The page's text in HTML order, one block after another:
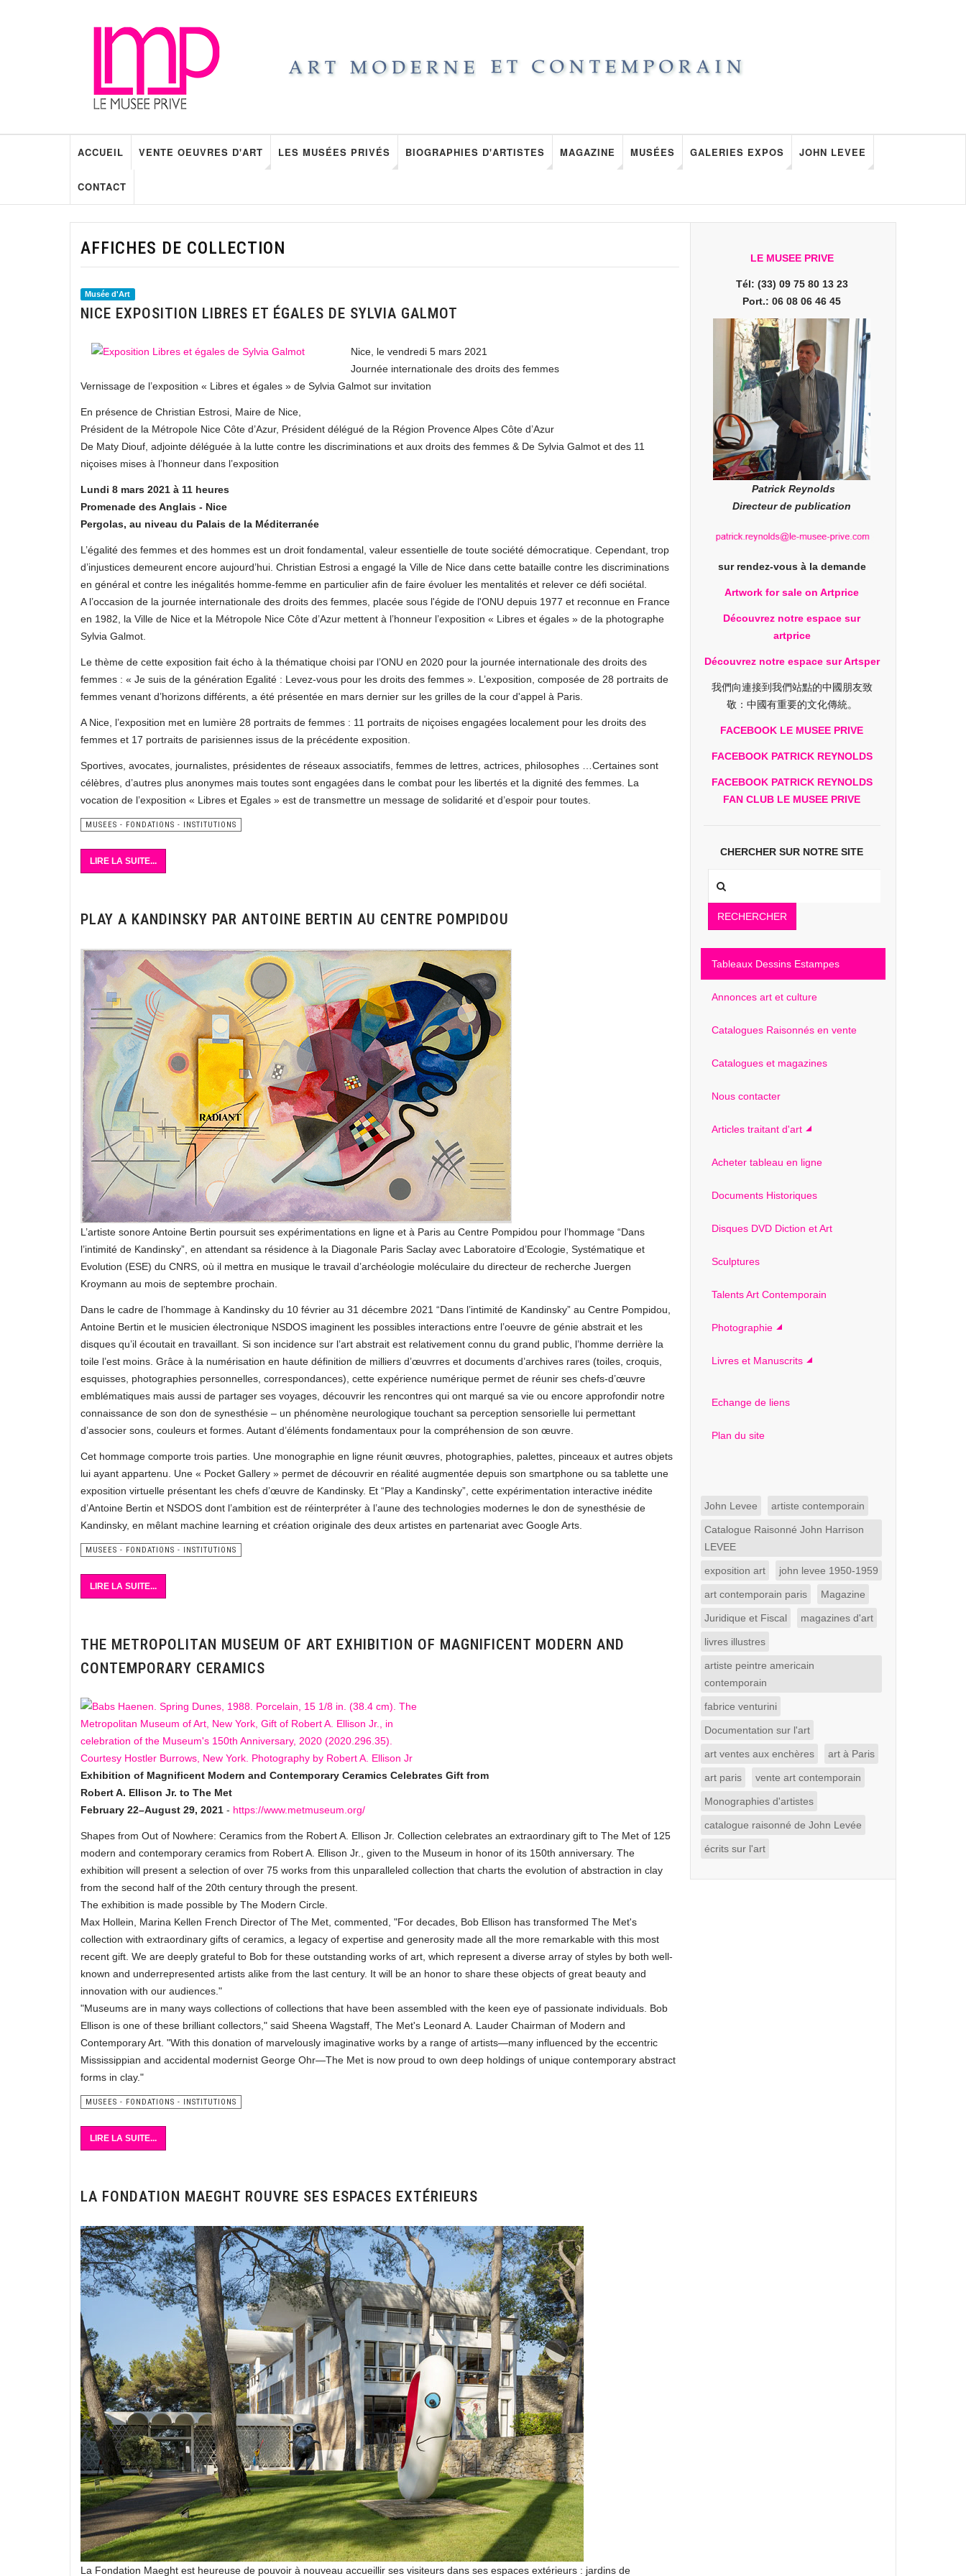
ACCUEIL VENTE OEUVRES D'ART LES MUSÉES PRIVÉS BIOGRAPHIES D'ARTISTES MAGAZINE MUSÉES GALERIES EXPOS JOHN LEVEE
CONTACT
AFFICHES DE COLLECTION
Musée d'Art
NICE EXPOSITION LIBRES ET ÉGALES DE SYLVIA GALMOT
Nice, le vendredi 5 mars 2021
Journée internationale des droits des femmes
Vernissage de l’exposition « Libres et égales » de Sylvia Galmot sur invitation
En présence de Christian Estrosi, Maire de Nice,
Président de la Métropole Nice Côte d’Azur, Président délégué de la Région Provence Alpes Côte d’Azur
De Maty Diouf, adjointe déléguée à la lutte contre les discriminations et aux droits des femmes & De Sylvia Galmot et des 11
niçoises mises à l’honneur dans l’exposition
Lundi 8 mars 2021 à 11 heures
Promenade des Anglais - Nice
Pergolas, au niveau du Palais de la Méditerranée
L’égalité des femmes et des hommes est un droit fondamental, valeur essentielle de toute société démocratique. Cependant, trop
d’injustices demeurent encore aujourd’hui. Christian Estrosi a engagé la Ville de Nice dans cette bataille contre les discriminations
en général et contre les inégalités homme-femme en particulier afin de faire évoluer les mentalités et relever ce défi sociétal.
A l’occasion de la journée internationale des droits des femmes, placée sous l'égide de l'ONU depuis 1977 et reconnue en France
en 1982, la Ville de Nice et la Métropole Nice Côte d’Azur mettent à l’honneur l’exposition « Libres et égales » de la photographe
Sylvia Galmot.
Le thème de cette exposition fait écho à la thématique choisi par l’ONU en 2020 pour la journée internationale des droits des
femmes : « Je suis de la génération Egalité : Levez-vous pour les droits des femmes ». L’exposition, composée de 28 portraits de
femmes venant d’horizons différents, a été présentée en mars dernier sur les grilles de la cour d'appel à Paris.
A Nice, l’exposition met en lumière 28 portraits de femmes : 11 portraits de niçoises engagées localement pour les droits des
femmes et 17 portraits de parisiennes issus de la précédente exposition.
Sportives, avocates, journalistes, présidentes de réseaux associatifs, femmes de lettres, actrices, philosophes …Certaines sont
célèbres, d’autres plus anonymes mais toutes sont engagées dans le combat pour les libertés et la dignité des femmes. La
vocation de l’exposition « Libres et Egales » est de transmettre un message de solidarité et d’espoir pour toutes.
MUSEES - FONDATIONS - INSTITUTIONS
LIRE LA SUITE...
PLAY A KANDINSKY PAR ANTOINE BERTIN AU CENTRE POMPIDOU
L’artiste sonore Antoine Bertin poursuit ses expérimentations en ligne et à Paris au Centre Pompidou pour l’hommage “Dans
l’intimité de Kandinsky”, en attendant sa résidence à la Diagonale Paris Saclay avec Laboratoire d’Ecologie, Systématique et
Evolution (ESE) du CNRS, où il mettra en musique le travail d’archéologie moléculaire du directeur de recherche Juergen
Kroymann au mois de septembre prochain.
Dans le cadre de l’hommage à Kandinsky du 10 février au 31 décembre 2021 “Dans l’intimité de Kandinsky” au Centre Pompidou,
Antoine Bertin et le musicien électronique NSDOS imaginent les possibles interactions entre l’oeuvre de génie abstrait et les
disques qu’il écoutait en travaillant. Si son incidence sur l’art abstrait est relativement connu du grand public, l’homme derrière la
toile l’est moins. Grâce à la numérisation en haute définition de milliers d’œuvrres et documents d’archives rares (toiles, croquis,
esquisses, photographies personnelles, correspondances), cette expérience numérique permet de réunir ses chefs-d’œuvre
emblématiques mais aussi de partager ses voyages, découvrir les rencontres qui ont marqué sa vie ou encore approfondir notre
connaissance de son don de synesthésie – un phénomène neurologique touchant sa perception sensorielle lui permettant
d’associer sons, couleurs et formes. Autant d’éléments fondamentaux pour la compréhension de son œuvre.
Cet hommage comporte trois parties. Une monographie en ligne réunit œuvres, photographies, palettes, pinceaux et autres objets
lui ayant appartenu. Une « Pocket Gallery » permet de découvrir en réalité augmentée depuis son smartphone ou sa tablette une
exposition virtuelle présentant les chefs d’œuvre de Kandinsky. Et “Play a Kandinsky”, cette expérimentation interactive inédite
d’Antoine Bertin et NSDOS dont l’ambition est de réinterpréter à l’aune des technologies modernes le don de synesthésie de
Kandinsky, en mêlant machine learning et création originale des deux artistes en partenariat avec Google Arts.
MUSEES - FONDATIONS - INSTITUTIONS
LIRE LA SUITE...
THE METROPOLITAN MUSEUM OF ART EXHIBITION OF MAGNIFICENT MODERN AND
CONTEMPORARY CERAMICS
Exhibition of Magnificent Modern and Contemporary Ceramics Celebrates Gift from
Robert A. Ellison Jr. to The Met
February 22–August 29, 2021 - https://www.metmuseum.org/
Shapes from Out of Nowhere: Ceramics from the Robert A. Ellison Jr. Collection celebrates an extraordinary gift to The Met of 125
modern and contemporary ceramics from Robert A. Ellison Jr., given to the Museum in honor of its 150th anniversary. The
exhibition will present a selection of over 75 works from this unparalleled collection that charts the evolution of abstraction in clay
from the second half of the 20th century through the present.
The exhibition is made possible by The Modern Circle.
Max Hollein, Marina Kellen French Director of The Met, commented, "For decades, Bob Ellison has transformed The Met's
collection with extraordinary gifts of ceramics, a legacy of expertise and generosity made all the more remarkable with this most
recent gift. We are deeply grateful to Bob for these outstanding works of art, which represent a diverse array of styles by both well-
known and underrepresented artists alike from the last century. It will be an honor to share these objects of great beauty and
innovation with our audiences."
"Museums are in many ways collections of collections that have been assembled with the keen eye of passionate individuals. Bob
Ellison is one of these brilliant collectors," said Sheena Wagstaff, The Met's Leonard A. Lauder Chairman of Modern and
Contemporary Art. "With this donation of marvelously imaginative works by a range of artists—many influenced by the eccentric
Mississippian and accidental modernist George Ohr—The Met is now proud to own deep holdings of unique contemporary abstract
forms in clay."
MUSEES - FONDATIONS - INSTITUTIONS
LIRE LA SUITE...
LA FONDATION MAEGHT ROUVRE SES ESPACES EXTÉRIEURS
La Fondation Maeght est heureuse de pouvoir à nouveau accueillir ses visiteurs dans ses espaces extérieurs : jardins de
LE MUSEE PRIVE
Tél: (33) 09 75 80 13 23
Port.: 06 08 06 46 45
Patrick Reynolds
Directeur de publication
sur rendez-vous à la demande
Artwork for sale on Artprice
Découvrez notre espace sur
artprice
Découvrez notre espace sur Artsper
我們向連接到我們站點的中國朋友致
敬：中國有重要的文化傳統。
FACEBOOK LE MUSEE PRIVE
FACEBOOK PATRICK REYNOLDS
FACEBOOK PATRICK REYNOLDS
FAN CLUB LE MUSEE PRIVE
CHERCHER SUR NOTRE SITE
RECHERCHER
Tableaux Dessins Estampes
Annonces art et culture
Catalogues Raisonnés en vente
Catalogues et magazines
Nous contacter
Articles traitant d'art
Acheter tableau en ligne
Documents Historiques
Disques DVD Diction et Art
Sculptures
Talents Art Contemporain
Photographie
Livres et Manuscrits
Echange de liens
Plan du site
John Levee artiste contemporain
Catalogue Raisonné John Harrison
LEVEE
exposition art john levee 1950-1959
art contemporain paris Magazine
Juridique et Fiscal magazines d'art
livres illustres
artiste peintre americain
contemporain
fabrice venturini
Documentation sur l'art
art ventes aux enchères art à Paris
art paris vente art contemporain
Monographies d'artistes
catalogue raisonné de John Levée
écrits sur l'art